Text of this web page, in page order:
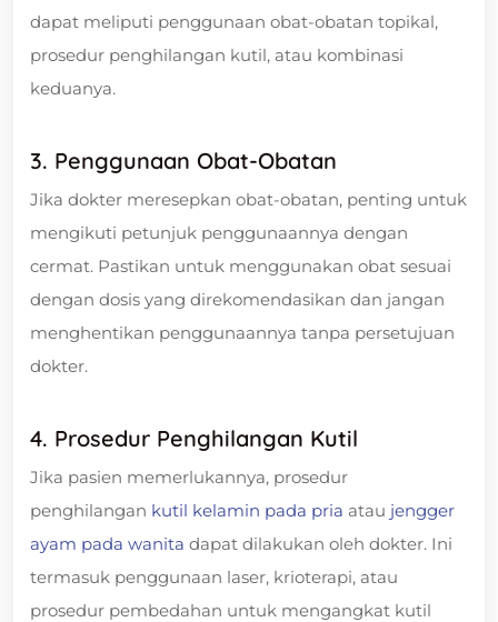
dapat meliputi penggunaan obat-obatan topikal,
prosedur penghilangan kutil, atau kombinasi
keduanya.
3. Penggunaan Obat-Obatan
Jika dokter meresepkan obat-obatan, penting untuk
mengikuti petunjuk penggunaannya dengan
cermat. Pastikan untuk menggunakan obat sesuai
dengan dosis yang direkomendasikan dan jangan
menghentikan penggunaannya tanpa persetujuan
dokter.
4. Prosedur Penghilangan Kutil
Jika pasien memerlukannya, prosedur
penghilangan kutil kelamin pada pria atau jengger
ayam pada wanita dapat dilakukan oleh dokter. Ini
termasuk penggunaan laser, krioterapi, atau
prosedur pembedahan untuk mengangkat kutil